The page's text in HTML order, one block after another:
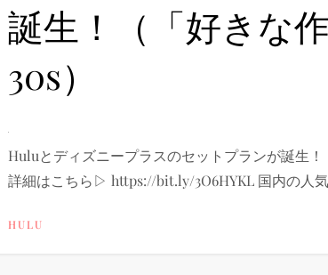
誕生！（「好きな
30s）
Huluとディズニープラスのセットプランが誕生！
詳細はこちら▷ https://bit.ly/3O6HYKL 国内の人
HULU
ディズニープラス）
ディズニープラス）